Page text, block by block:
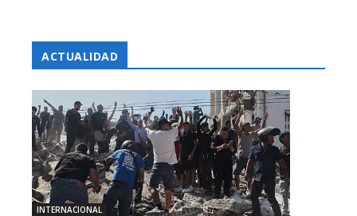
ACTUALIDAD
INTERNACIONAL